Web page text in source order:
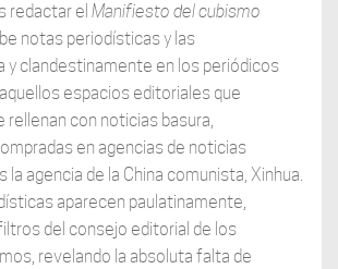
redactar el Manifiesto del cubismo
notas periodísticas y las
y clandestinamente en los periódicos
espacios editoriales que
con noticias basura,
en agencias de noticias
la agencia de la China comunista, Xinhua.
aparecen paulatinamente,
del consejo editorial de los
revelando la absoluta falta de